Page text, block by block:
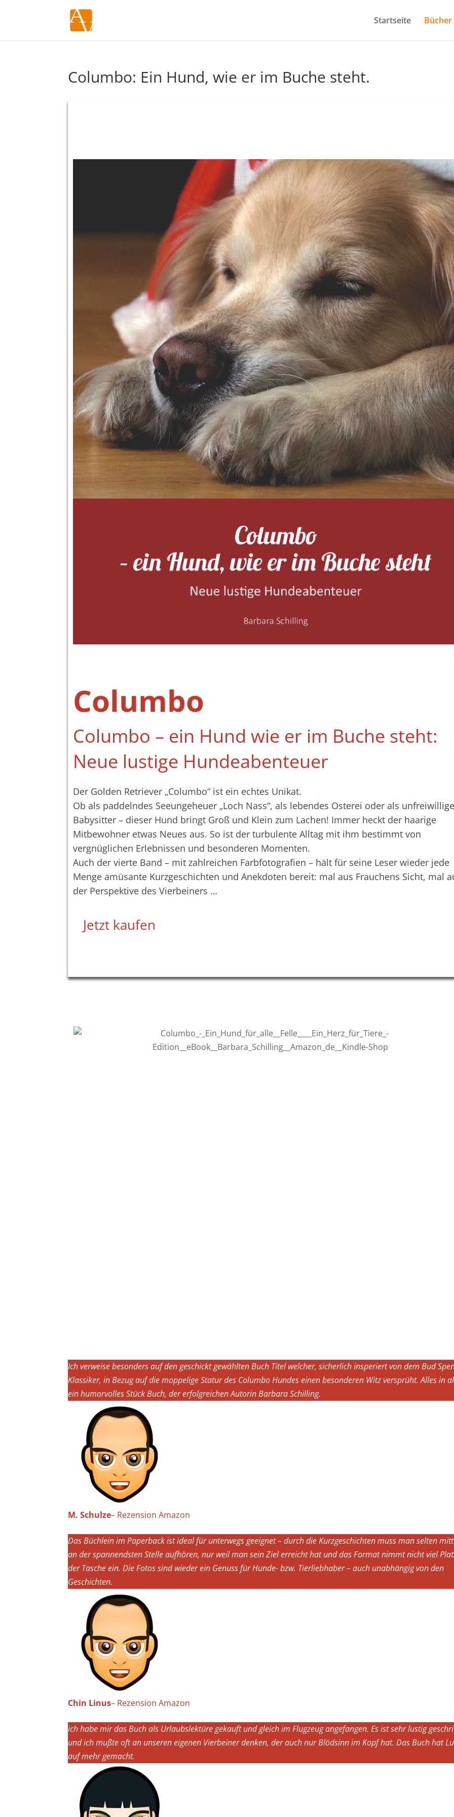
Startseite Bücher
Columbo: Ein Hund, wie er im Buche steht.
Columbo
Columbo – ein Hund wie er im Buche steht:
Neue lustige Hundeabenteuer
Der Golden Retriever „Columbo“ ist ein echtes Unikat.
Ob als paddelndes Seeungeheuer „Loch Nass“, als lebendes Osterei oder als
Babysitter – dieser Hund bringt Groß und Klein zum Lachen! Immer heckt der haarige
Mitbewohner etwas Neues aus. So ist der turbulente Alltag mit ihm bestimmt von
vergnüglichen Erlebnissen und besonderen Momenten.
Auch der vierte Band – mit zahlreichen Farbfotografien – hält für seine Leser wieder jede
Menge amüsante Kurzgeschichten und Anekdoten bereit: mal aus Frauchens Sicht, mal
der Perspektive des Vierbeiners …
Jetzt kaufen
Ich verweise besonders auf den geschickt gewählten Buch Titel welcher, sicherlich insperiert von dem Bud
Klassiker, in Bezug auf die moppelige Statur des Columbo Hundes einen besonderen Witz versprüht. Alles in
ein humorvolles Stück Buch, der erfolgreichen Autorin Barbara Schilling.
M. Schulze– Rezension Amazon
Das Büchlein im Paperback ist ideal für unterwegs geeignet – durch die Kurzgeschichten muss man selten
an der spannendsten Stelle aufhören, nur weil man sein Ziel erreicht hat und das Format nimmt nicht viel
der Tasche ein. Die Fotos sind wieder ein Genuss für Hunde- bzw. Tierliebhaber – auch unabhängig von den
Geschichten.
Chin Linus– Rezension Amazon
ich habe mir das Buch als Urlaubslektüre gekauft und gleich im Flugzeug angefangen. Es ist sehr lustig
und ich mußte oft an unseren eigenen Vierbeiner denken, der auch nur Blödsinn im Kopf hat. Das Buch hat
auf mehr gemacht.